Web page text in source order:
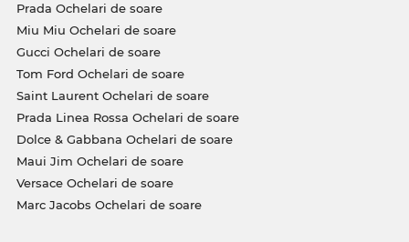
Prada Ochelari de soare
Miu Miu Ochelari de soare
Gucci Ochelari de soare
Tom Ford Ochelari de soare
Saint Laurent Ochelari de soare
Prada Linea Rossa Ochelari de soare
Dolce & Gabbana Ochelari de soare
Maui Jim Ochelari de soare
Versace Ochelari de soare
Marc Jacobs Ochelari de soare